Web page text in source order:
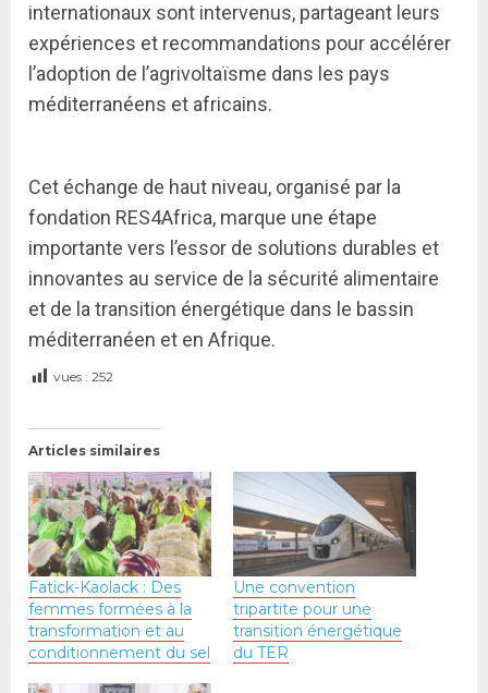
internationaux sont intervenus, partageant leurs
expériences et recommandations pour accélérer
l’adoption de l’agrivoltaïsme dans les pays
méditerranéens et africains.
Cet échange de haut niveau, organisé par la
fondation RES4Africa, marque une étape
importante vers l’essor de solutions durables et
innovantes au service de la sécurité alimentaire
et de la transition énergétique dans le bassin
méditerranéen et en Afrique.
vues : 252
Articles similaires
Fatick-Kaolack : Des
femmes formées à la
transformation et au
conditionnement du sel
Une convention
tripartite pour une
transition énergétique
du TER